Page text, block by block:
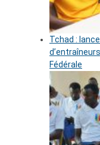
Tchad :
Fédérale